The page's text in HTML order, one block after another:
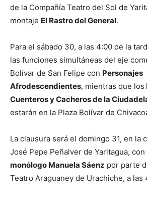
de la Compañía Teatro del Sol de
montaje El Rastro del General.
Para el sábado 30, a las 4:00 de la
las funciones simultáneas del eje
Bolívar de San Felipe con Personajes
Afrodescendientes, mientras que los
Cuenteros y Cacheros de la
estarán en la Plaza Bolívar de
La clausura será el domingo 31, en la
José Pepe Peñalver de Yaritagua,
monólogo Manuela Sáenz por parte
Teatro Araguaney de Urachiche, a las